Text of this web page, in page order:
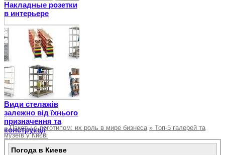
Накладные розетки
в интерьере
Види стелажів
залежно від їхнього
призначення та
конструкції
«Пакеты с логотипом: их роль в мире бизнеса » Топ-5 галерей та
музеїв у Києві
Погода в Киеве